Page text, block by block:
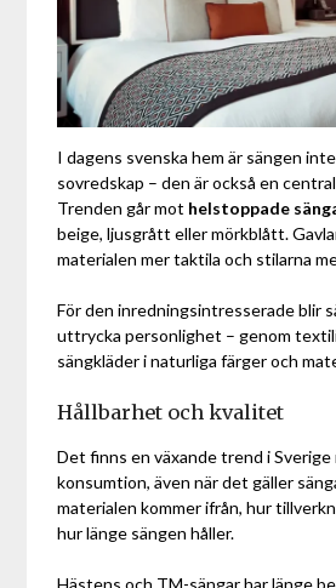
I dagens svenska hem är sängen
sovredskap – den är också en
Trenden går mot helstoppade
beige, ljusgrått eller mörkblått.
materialen mer taktila och stilarna
För den inredningsintresserade blir
uttrycka personlighet – genom
sängkläder i naturliga färger och
Hållbarhet och kvalitet
Det finns en växande trend i Sverige
konsumtion, även när det gäller
materialen kommer ifrån, hur
hur länge sängen håller.
Hästens och TM-sängar har länge